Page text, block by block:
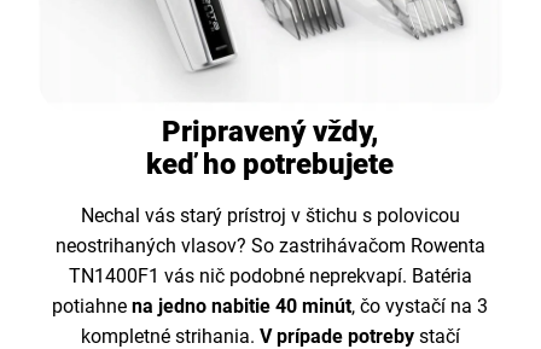
Pripravený vždy,
keď ho potrebujete
Nechal vás starý prístroj v štichu s polovicou
neostrihaných vlasov? So zastrihávačom Rowenta
TN1400F1 vás nič podobné neprekvapí. Batéria
potiahnena jedno nabitie 40 minút, čo vystačí na 3
kompletné strihania. V prípade potreby stačí